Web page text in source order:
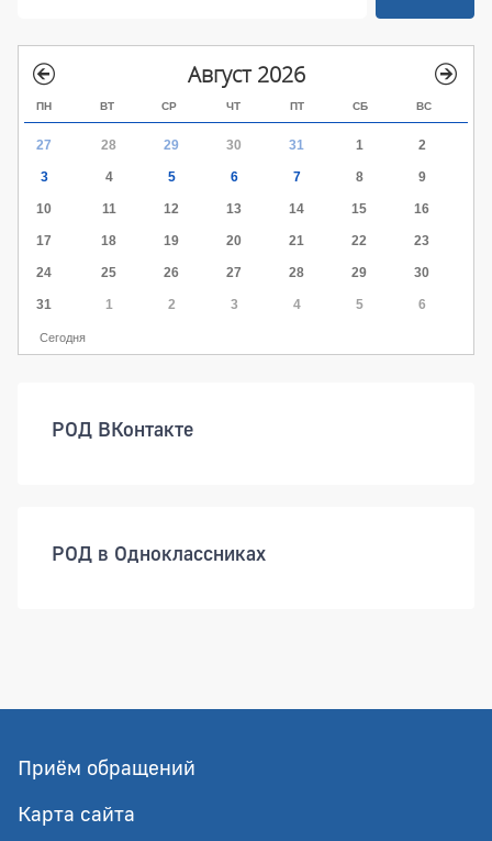
Август 2026
ПН ВТ СР ЧТ ПТ СБ ВС
27 28 29 30 31 1 2
3 4 5 6 7 8 9
10 11 12 13 14 15 16
17 18 19 20 21 22 23
24 25 26 27 28 29 30
31 1 2 3 4 5 6
Сегодня
РОД ВКонтакте
РОД в Одноклассниках
Приём обращений
Карта сайта